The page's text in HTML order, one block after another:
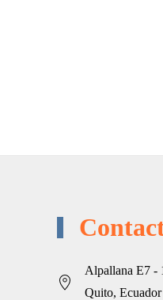
Alpallana E7 -
Quito, Ecuador